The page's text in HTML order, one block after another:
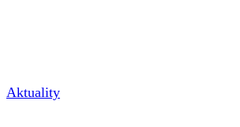
Aktuality